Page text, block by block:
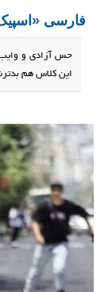
فارسی
حس آزادی و
این کلاس هم